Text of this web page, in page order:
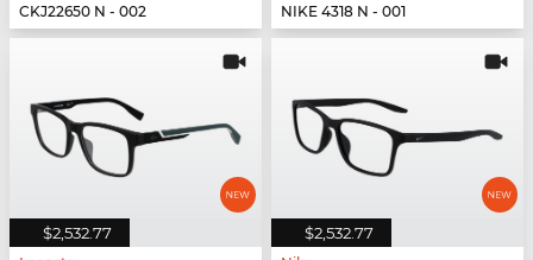
CKJ22650 N - 002
NIKE 4318 N - 001
$2,532.77 $2,532.77